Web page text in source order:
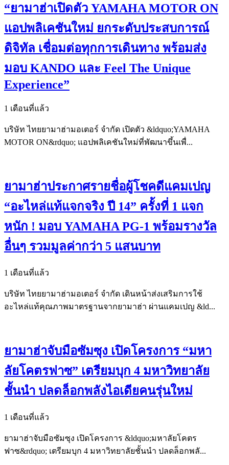
“ยามาฮ่าเปิดตัว YAMAHA MOTOR ON
แอปพลิเคชันใหม่ ยกระดับประสบการณ์
ดิจิทัล เชื่อมต่อทุกการเดินทาง พร้อมส่ง
มอบ KANDO และ Feel The Unique
Experience”
1 เดือนที่แล้ว
บริษัท ไทยยามาฮ่ามอเตอร์ จำกัด เปิดตัว &ldquo;YAMAHA
MOTOR ON&rdquo; แอปพลิเคชันใหม่ที่พัฒนาขึ้นเพื่...
ยามาฮ่าประกาศรายชื่อผู้โชคดีแคมเปญ
“อะไหล่แท้แจกจริง ปี 14” ครั้งที่ 1 แจก
หนัก ! มอบ YAMAHA PG-1 พร้อมรางวัล
อื่นๆ รวมมูลค่ากว่า 5 แสนบาท
1 เดือนที่แล้ว
บริษัท ไทยยามาฮ่ามอเตอร์ จำกัด เดินหน้าส่งเสริมการใช้
อะไหล่แท้คุณภาพมาตรฐานจากยามาฮ่า ผ่านแคมเปญ &ld...
ยามาฮ่าจับมือซัมซุง เปิดโครงการ “มหา
ลัยโคตรฟาซ” เตรียมบุก 4 มหาวิทยาลัย
ชั้นนำ ปลดล็อกพลังไอเดียคนรุ่นใหม่
1 เดือนที่แล้ว
ยามาฮ่าจับมือซัมซุง เปิดโครงการ &ldquo;มหาลัยโคตร
ฟาซ&rdquo; เตรียมบุก 4 มหาวิทยาลัยชั้นนำ ปลดล็อกพลั...